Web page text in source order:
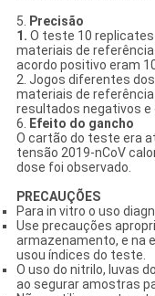
5. Precisão
1. O teste 10
materiais de
acordo positivo eram
2. Jogos diferentes
materiais de
resultados negativos e
6. Efeito do gancho
O cartão do teste era
tensão 2019-nCoV
dose foi observado.
PRECAUÇÕES
Para in vitro o uso
Use precauções
armazenamento, e na
usou índices do teste.
O uso do nitrilo, luvas
ao segurar amostras